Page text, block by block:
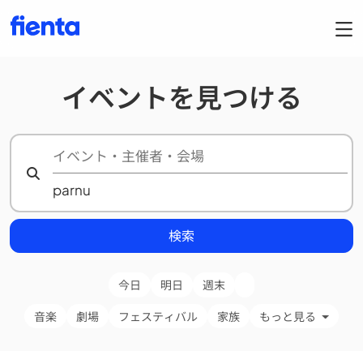
イベントを見つける
検索
今日 明日 週末
音楽 劇場 フェスティバル 家族 もっと見る